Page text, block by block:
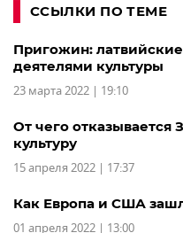
ССЫЛКИ ПО ТЕМЕ
Пригожин:
деятелями культуры
23 марта 2022 | 19:10
От чего отказывается
культуру
15 апреля 2022 | 17:37
Как Европа и США
01 апреля 2022 | 13:00